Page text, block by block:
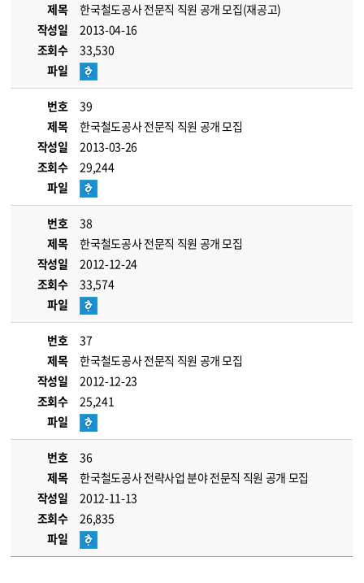
제목
한국철도공사 전문직 직원 공개 모집(재공고)
작성일
2013-04-16
조회수
33,530
파일
번호
39
제목
한국철도공사 전문직 직원 공개 모집
작성일
2013-03-26
조회수
29,244
파일
번호
38
제목
한국철도공사 전문직 직원 공개 모집
작성일
2012-12-24
조회수
33,574
파일
번호
37
제목
한국철도공사 전문직 직원 공개 모집
작성일
2012-12-23
조회수
25,241
파일
번호
36
제목
한국철도공사 전략사업 분야 전문직 직원 공개 모집
작성일
2012-11-13
조회수
26,835
파일